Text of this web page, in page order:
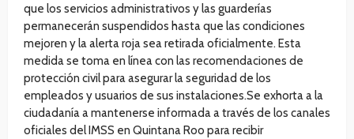
que los servicios administrativos y las guarderías
permanecerán suspendidos hasta que las condiciones
mejoren y la alerta roja sea retirada oficialmente. Esta
medida se toma en línea con las recomendaciones de
protección civil para asegurar la seguridad de los
empleados y usuarios de sus instalaciones.Se exhorta a la
ciudadanía a mantenerse informada a través de los canales
oficiales del IMSS en Quintana Roo para recibir